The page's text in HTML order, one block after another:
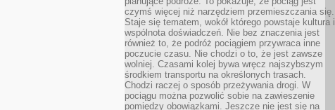
czymś więcej niż narzędziem przemieszczania się.
Staje się tematem, wokół którego powstaje kultura i
wspólnota doświadczeń. Nie bez znaczenia jest
również to, że podróż pociągiem przywraca inne
poczucie czasu. Nie chodzi o to, że jest zawsze
wolniej. Czasami kolej bywa wręcz najszybszym
środkiem transportu na określonych trasach.
Chodzi raczej o sposób przeżywania drogi. W
pociągu można pozwolić sobie na zawieszenie
pomiędzy obowiązkami. Jeszcze nie jest się na